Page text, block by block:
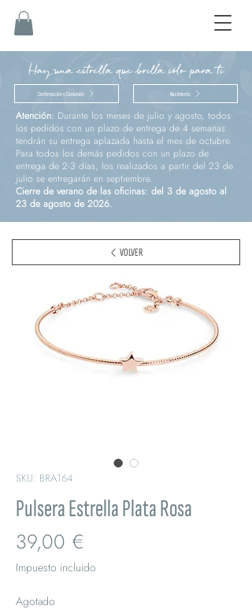
Hay una estrella que brilla sólo para ti
Confirmación y Comunión Nacimiento
Atención: Durante los meses de julio y agosto, todos
los pedidos con un plazo de entrega de 4 semanas
tendrán su entrega aplazada hasta el mes de octubre.
Para todos los demás pedidos con un plazo de
entrega de 2-3 días, los realizados a partir del 23 de
julio se entregarán en septiembre.
Cierre de verano de las oficinas: del 3 de agosto al
23 de agosto de 2026.
SKU: BRA164
Pulsera Estrella Plata Rosa
39,00 €
Impuesto incluido
Agotado
VOLVER